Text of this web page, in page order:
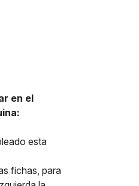
en el
esta
fichas, para